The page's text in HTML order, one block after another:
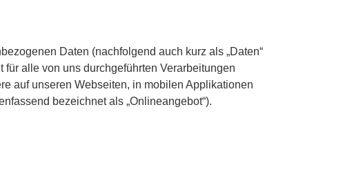
Daten (nachfolgend auch kurz als „Daten“
alle von uns durchgeführten Verarbeitungen
auf unseren Webseiten, in mobilen Applikationen
bezeichnet als „Onlineangebot“).